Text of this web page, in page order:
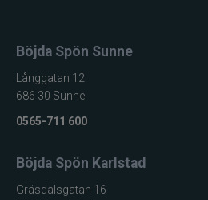
Böjda Spön Sunne
Långgatan 12
686 30 Sunne
0565-711 600
Böjda Spön Karlstad
Gräsdalsgatan 16